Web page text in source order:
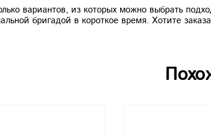
вариантов, из которых можно выбрать
бригадой в короткое время. Хотите